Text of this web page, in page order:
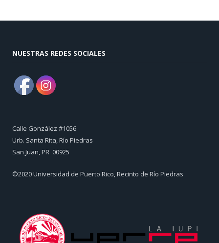
NUESTRAS REDES SOCIALES
Calle González #1056
Urb. Santa Rita, Río Piedras
​San Juan, PR 00925
©2020 Universidad de Puerto Rico, Recinto de Río Piedras